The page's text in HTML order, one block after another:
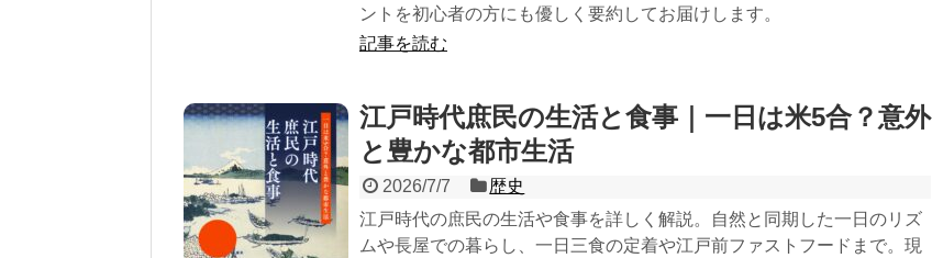
ントを初心者の方にも優しく要約してお届けします。
記事を読む
江戸時代庶民の生活と食事｜一日は米5合？意外
と豊かな都市生活
2026/7/7
歴史
江戸時代の庶民の生活や食事を詳しく解説。自然と同期した一日のリズ
ムや長屋での暮らし、一日三食の定着や江戸前ファストフードまで。現